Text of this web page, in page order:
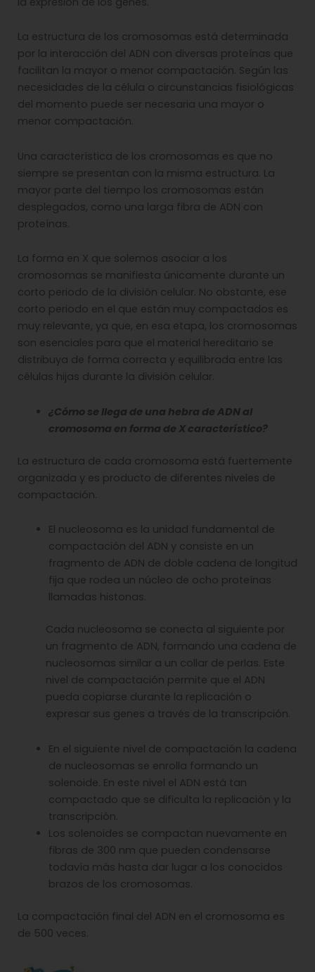
La estructura de los cromosomas está determinada
por la interacción del ADN con diversas proteínas que
facilitan la mayor o menor compactación. Según las
necesidades de la célula o circunstancias fisiológicas
del momento puede ser necesaria una mayor o
menor compactación.
Una característica de los cromosomas es que no
siempre se presentan con la misma estructura. La
mayor parte del tiempo los cromosomas están
desplegados, como una larga fibra de ADN con
proteínas.
La forma en X que solemos asociar a los
cromosomas se manifiesta únicamente durante un
corto periodo de la división celular. No obstante, ese
corto periodo en el que están muy compactados es
muy relevante, ya que, en esa etapa, los cromosomas
son esenciales para que el material hereditario se
distribuya de forma correcta y equilibrada entre las
células hijas durante la división celular.
¿Cómo se llega de una hebra de ADN al
cromosoma en forma de X característico?
La estructura de cada cromosoma está fuertemente
organizada y es producto de diferentes niveles de
compactación.
El nucleosoma es la unidad fundamental de
compactación del ADN y consiste en un
fragmento de ADN de doble cadena de longitud
fija que rodea un núcleo de ocho proteínas
llamadas histonas.
Cada nucleosoma se conecta al siguiente por
un fragmento de ADN, formando una cadena de
nucleosomas similar a un collar de perlas. Este
nivel de compactación permite que el ADN
pueda copiarse durante la replicación o
expresar sus genes a través de la transcripción.
En el siguiente nivel de compactación la cadena
de nucleosomas se enrolla formando un
solenoide. En este nivel el ADN está tan
compactado que se dificulta la replicación y la
transcripción.
Los solenoides se compactan nuevamente en
fibras de 300 nm que pueden condensarse
todavía más hasta dar lugar a los conocidos
brazos de los cromosomas.
La compactación final del ADN en el cromosoma es
de 500 veces.